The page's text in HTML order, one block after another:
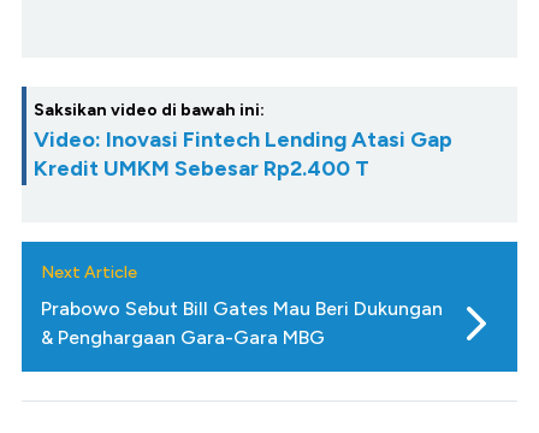
Saksikan video di bawah ini:
Video: Inovasi Fintech Lending Atasi Gap
Kredit UMKM Sebesar Rp2.400 T
Next Article
Prabowo Sebut Bill Gates Mau Beri Dukungan
& Penghargaan Gara-Gara MBG